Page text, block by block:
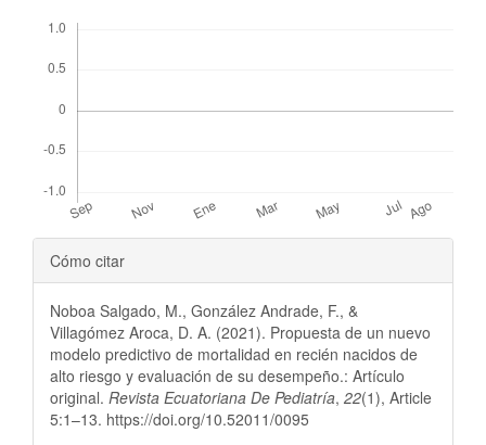
Detalles
del
artículo
Cómo citar
Noboa Salgado, M., González Andrade, F., &
Villagómez Aroca, D. A. (2021). Propuesta de un nuevo
modelo predictivo de mortalidad en recién nacidos de
alto riesgo y evaluación de su desempeño.: Artículo
original. Revista Ecuatoriana De Pediatría, 22(1), Article
5:1–13. https://doi.org/10.52011/0095